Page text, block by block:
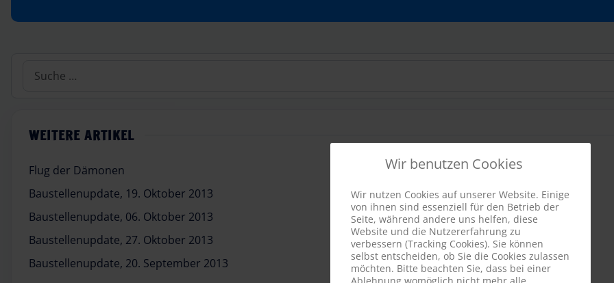
Suchen
WEITERE ARTIKEL
Flug der Dämonen
Baustellenupdate, 19. Oktober 2013
Baustellenupdate, 06. Oktober 2013
Baustellenupdate, 27. Oktober 2013
Baustellenupdate, 20. September 2013
Wir benutzen Cookies
Wir nutzen Cookies auf unserer Website. Einige
von ihnen sind essenziell für den Betrieb der
Seite, während andere uns helfen, diese
Website und die Nutzererfahrung zu
verbessern (Tracking Cookies). Sie können
selbst entscheiden, ob Sie die Cookies zulassen
möchten. Bitte beachten Sie, dass bei einer
Ablehnung womöglich nicht mehr alle